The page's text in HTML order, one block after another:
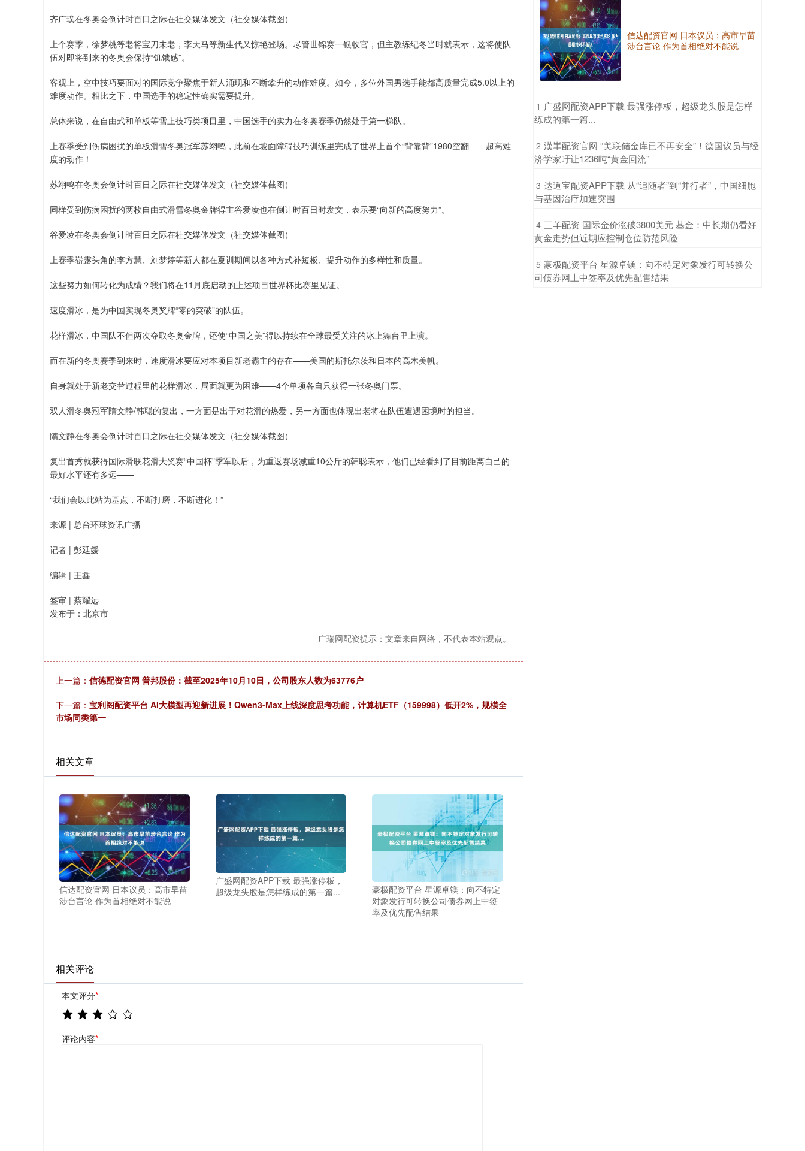
齐广璞在冬奥会倒计时百日之际在社交媒体发文（社交媒体截图）
上个赛季，徐梦桃等老将宝刀未老，李天马等新生代又惊艳登场。尽管世锦赛一银收官，但主教练纪冬当时就表示，这将使队
伍对即将到来的冬奥会保持“饥饿感”。
客观上，空中技巧要面对的国际竞争聚焦于新人涌现和不断攀升的动作难度。如今，多位外国男选手能都高质量完成5.0以上的
难度动作。相比之下，中国选手的稳定性确实需要提升。
总体来说，在自由式和单板等雪上技巧类项目里，中国选手的实力在冬奥赛季仍然处于第一梯队。
上赛季受到伤病困扰的单板滑雪冬奥冠军苏翊鸣，此前在坡面障碍技巧训练里完成了世界上首个“背靠背”1980空翻——超高难
度的动作！
苏翊鸣在冬奥会倒计时百日之际在社交媒体发文（社交媒体截图）
同样受到伤病困扰的两枚自由式滑雪冬奥金牌得主谷爱凌也在倒计时百日时发文，表示要“向新的高度努力”。
谷爱凌在冬奥会倒计时百日之际在社交媒体发文（社交媒体截图）
上赛季崭露头角的李方慧、刘梦婷等新人都在夏训期间以各种方式补短板、提升动作的多样性和质量。
这些努力如何转化为成绩？我们将在11月底启动的上述项目世界杯比赛里见证。
速度滑冰，是为中国实现冬奥奖牌“零的突破”的队伍。
花样滑冰，中国队不但两次夺取冬奥金牌，还使“中国之美”得以持续在全球最受关注的冰上舞台里上演。
而在新的冬奥赛季到来时，速度滑冰要应对本项目新老霸主的存在——美国的斯托尔茨和日本的高木美帆。
自身就处于新老交替过程里的花样滑冰，局面就更为困难——4个单项各自只获得一张冬奥门票。
双人滑冬奥冠军隋文静/韩聪的复出，一方面是出于对花滑的热爱，另一方面也体现出老将在队伍遭遇困境时的担当。
隋文静在冬奥会倒计时百日之际在社交媒体发文（社交媒体截图）
复出首秀就获得国际滑联花滑大奖赛“中国杯”季军以后，为重返赛场减重10公斤的韩聪表示，他们已经看到了目前距离自己的
最好水平还有多远——
“我们会以此站为基点，不断打磨，不断进化！”
来源 | 总台环球资讯广播
记者 | 彭延媛
编辑 | 王鑫
签审 | 蔡耀远
发布于：北京市
广瑞网配资提示：文章来自网络，不代表本站观点。
上一篇： 信德配资官网 普邦股份：截至2025年10月10日，公司股东人数为63776户
下一篇： 宝利阁配资平台 AI大模型再迎新进展！Qwen3-Max上线深度思考功能，计算机ETF（159998）低开2%，规模全
市场同类第一
相关文章
信达配资官网 日本议员：高市早苗
涉台言论 作为首相绝对不能说
广盛网配资APP下载 最强涨停板，
超级龙头股是怎样练成的第一篇...
豪极配资平台 星源卓镁：向不特定
对象发行可转换公司债券网上中签
率及优先配售结果
相关评论
本文评分*
评论内容*
信达配资官网 日本议员：高市早苗
涉台言论 作为首相绝对不能说
1 ​广盛网配资APP下载 最强涨停板，超级龙头股是怎样
练成的第一篇...
2 ​漢崋配资官网 “美联储金库已不再安全”！德国议员与经
济学家吁让1236吨“黄金回流”
3 ​达道宝配资APP下载 从“追随者”到“并行者”，中国细胞
与基因治疗加速突围
4 ​三羊配资 国际金价涨破3800美元 基金：中长期仍看好
黄金走势但近期应控制仓位防范风险
5 ​豪极配资平台 星源卓镁：向不特定对象发行可转换公
司债券网上中签率及优先配售结果